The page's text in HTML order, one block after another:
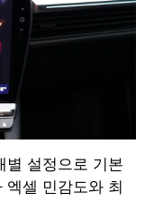
별 설정으로 기본
엑셀 민감도와 최